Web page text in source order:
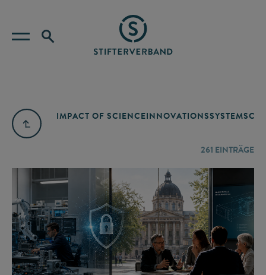
IMPACT OF SCIENCEINNOVATIONSSYSTEM
261 EINTRÄGE